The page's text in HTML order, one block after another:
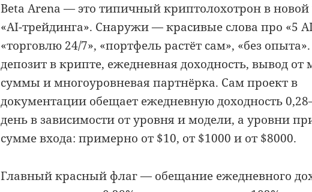
Beta Arena — это типичный криптолохотрон в новой
«AI-трейдинга». Снаружи — красивые слова про «5
«торговлю 24/7», «портфель растёт сам», «без
депозит в крипте, ежедневная доходность, вывод от
суммы и многоуровневая партнёрка. Сам проект в
документации обещает ежедневную доходность
день в зависимости от уровня и модели, а уровни
сумме входа: примерно от $10, от $1000 и от $8000.
Главный красный флаг — обещание ежедневного